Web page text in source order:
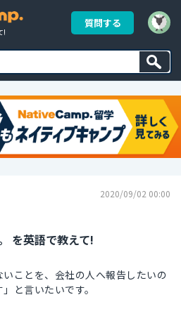
!
質問する
2020/09/02 00:00
を英語で教えて!
ことを、会社の人へ報告したいの
と言いたいです。